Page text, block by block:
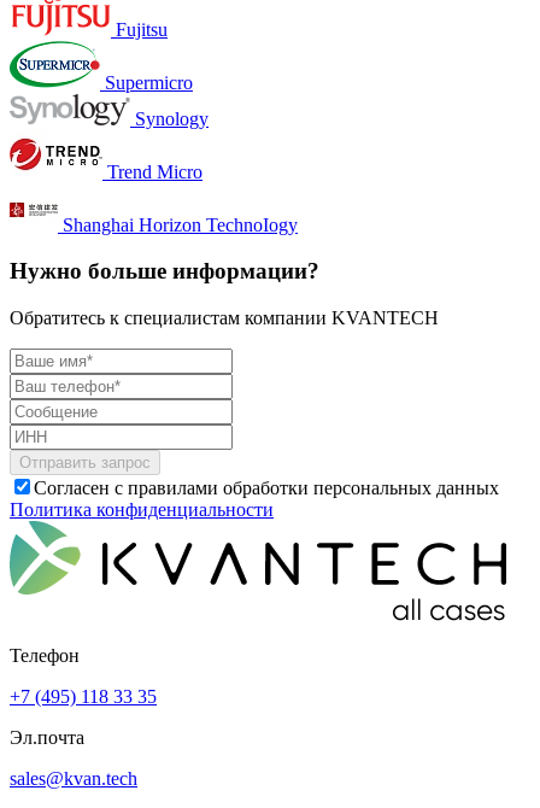
Fujitsu
Supermicro
Synology
Trend Micro
Shanghai Horizon TechnoIogy
Нужно больше информации?
Обратитесь к специалистам компании KVANTECH
Согласен с правилами обработки персональных данных
Политика конфиденциальности
Телефон
+7 (495) 118 33 35
Эл.почта
sales@kvan.tech